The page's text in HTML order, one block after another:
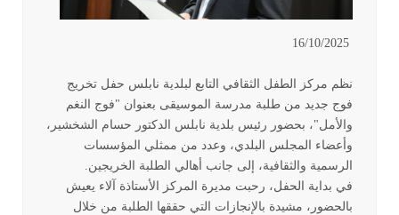
نظم مركز الطفل الثقافي التابع لبلدية نابلس حفل تخريج
فوج جديد من طلبة مدرسة الموسيقى بعنوان "فوج النغم
والأمل"، بحضور رئيس بلدية نابلس الدكتور حسام الشخشير،
وأعضاء المجلس البلدي، وعدد من ممثلي المؤسسات
الرسمية والثقافية، إلى جانب أهالي الطلبة الخريجين.
في بداية الحفل، رحبت مديرة المركز الأستاذة آلاء يعيش
بالحضور، مشيدة بالإنجازات التي حققها الطلبة من خلال